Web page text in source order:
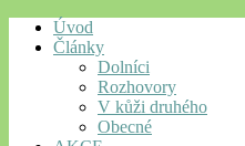
Úvod
Články
Dolníci
Rozhovory
V kůži druhého
Obecné